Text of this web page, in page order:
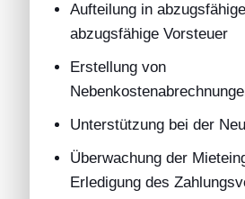
Aufteilung in
abzugsfähige Vorsteuer
Erstellung von
Unterstützung bei der
Überwachung der
Erledigung des